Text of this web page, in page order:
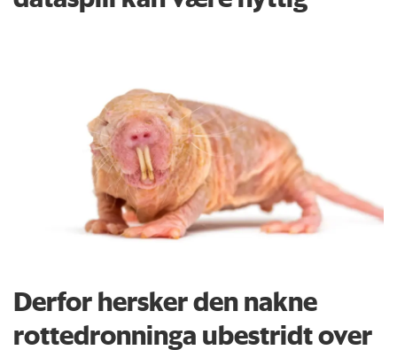
Derfor hersker den nakne
rottedronninga ubestridt over